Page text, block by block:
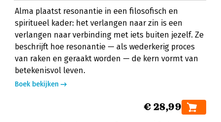
Alma plaatst resonantie in een filosofisch en
spiritueel kader: het verlangen naar zin is een
verlangen naar verbinding met iets buiten jezelf. Ze
beschrijft hoe resonantie — als wederkerig proces
van raken en geraakt worden — de kern vormt van
betekenisvol leven.
Boek bekijken
€ 28,99